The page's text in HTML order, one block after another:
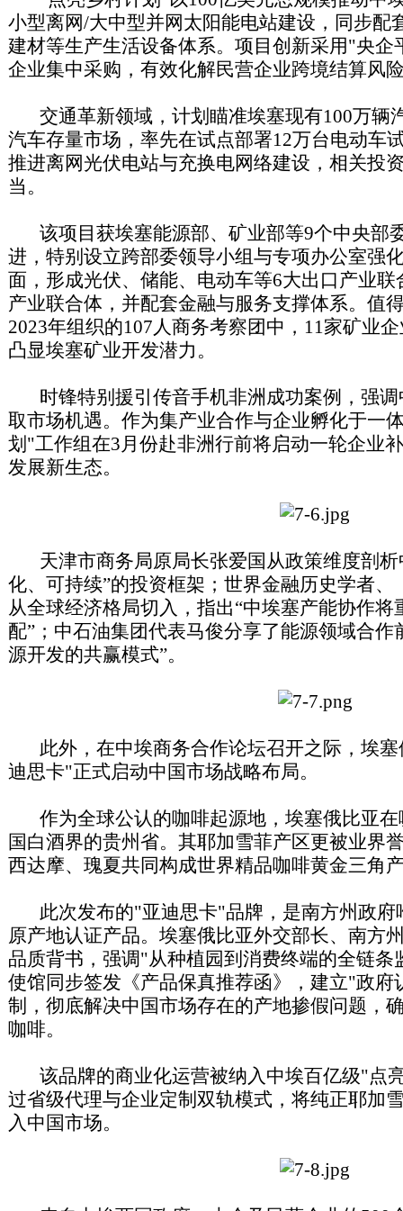
小型离网/大中型并网太阳能电站建设，同步配
建材等生产生活设备体系。项目创新采用"央
企业集中采购，有效化解民营企业跨境结算风
交通革新领域，计划瞄准埃塞现有100万辆
汽车存量市场，率先在试点部署12万台电动车
推进离网光伏电站与充换电网络建设，相关投
当。
该项目获埃塞能源部、矿业部等9个中央部
进，特别设立跨部委领导小组与专项办公室强
面，形成光伏、储能、电动车等6大出口产业
产业联合体，并配套金融与服务支撑体系。值
2023年组织的107人商务考察团中，11家矿业
凸显埃塞矿业开发潜力。
时锋特别援引传音手机非洲成功案例，强调
取市场机遇。作为集产业合作与企业孵化于一
划"工作组在3月份赴非洲行前将启动一轮企业
发展新生态。
天津市商务局原局长张爱国从政策维度剖析
化、可持续”的投资框架；世界金融历史学者
从全球经济格局切入，指出“中埃塞产能协作
配”；中石油集团代表马俊分享了能源领域合作
源开发的共赢模式”。
此外，在中埃商务合作论坛召开之际，埃塞
迪思卡"正式启动中国市场战略布局。
作为全球公认的咖啡起源地，埃塞俄比亚在
国白酒界的贵州省。其耶加雪菲产区更被业界
西达摩、瑰夏共同构成世界精品咖啡黄金三角
此次发布的"亚迪思卡"品牌，是南方州政府
原产地认证产品。埃塞俄比亚外交部长、南方
品质背书，强调"从种植园到消费终端的全链
使馆同步签发《产品保真推荐函》，建立"政
制，彻底解决中国市场存在的产地掺假问题，
咖啡。
该品牌的商业化运营被纳入中埃百亿级"点
过省级代理与企业定制双轨模式，将纯正耶加
入中国市场。